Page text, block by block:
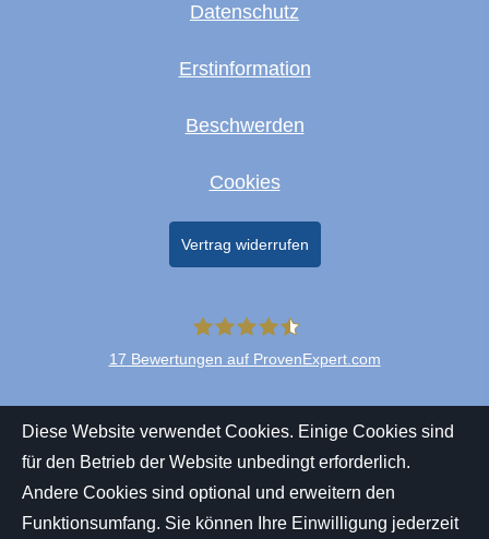
Datenschutz
Erstinformation
Beschwerden
Cookies
Vertrag widerrufen
17 Bewertungen auf ProvenExpert.com
Diese Website verwendet Cookies. Einige Cookies sind
für den Betrieb der Website unbedingt erforderlich.
Andere Cookies sind optional und erweitern den
Funktionsumfang. Sie können Ihre Einwilligung jederzeit